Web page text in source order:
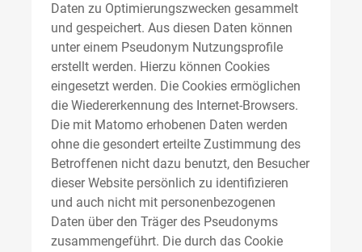
Daten zu Optimierungszwecken gesammelt
und gespeichert. Aus diesen Daten können
unter einem Pseudonym Nutzungsprofile
erstellt werden. Hierzu können Cookies
eingesetzt werden. Die Cookies ermöglichen
die Wiedererkennung des Internet-Browsers.
Die mit Matomo erhobenen Daten werden
ohne die gesondert erteilte Zustimmung des
Betroffenen nicht dazu benutzt, den Besucher
dieser Website persönlich zu identifizieren
und auch nicht mit personenbezogenen
Daten über den Träger des Pseudonyms
zusammengeführt. Die durch das Cookie